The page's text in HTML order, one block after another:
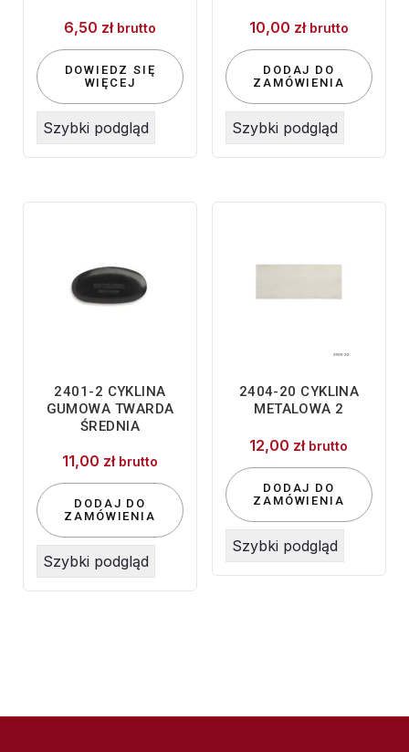
6,50 zł brutto
DOWIEDZ SIĘ
WIĘCEJ
Szybki podgląd
10,00 zł brutto
DODAJ DO
ZAMÓWIENIA
Szybki podgląd
2401-2 CYKLINA
GUMOWA TWARDA
ŚREDNIA
11,00 zł brutto
DODAJ DO
ZAMÓWIENIA
Szybki podgląd
2404-20 CYKLINA
METALOWA 2
12,00 zł brutto
DODAJ DO
ZAMÓWIENIA
Szybki podgląd